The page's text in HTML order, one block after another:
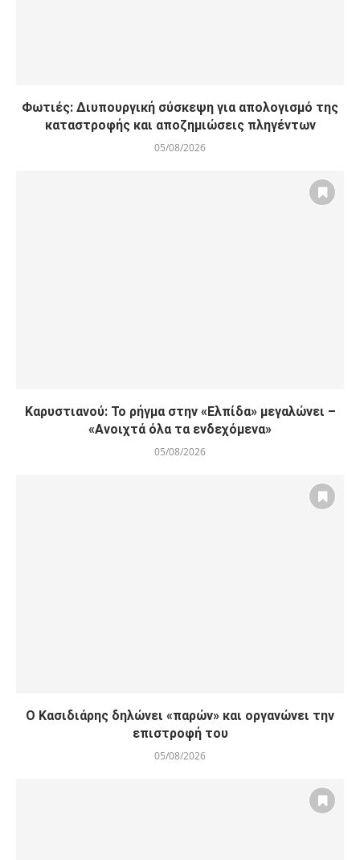
Φωτιές: Διυπουργική σύσκεψη για απολογισμό της
καταστροφής και αποζημιώσεις πληγέντων
05/08/2026
Καρυστιανού: Το ρήγμα στην «Ελπίδα» μεγαλώνει –
«Ανοιχτά όλα τα ενδεχόμενα»
05/08/2026
Ο Κασιδιάρης δηλώνει «παρών» και οργανώνει την
επιστροφή του
05/08/2026